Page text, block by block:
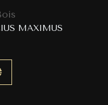
MAXIMUS